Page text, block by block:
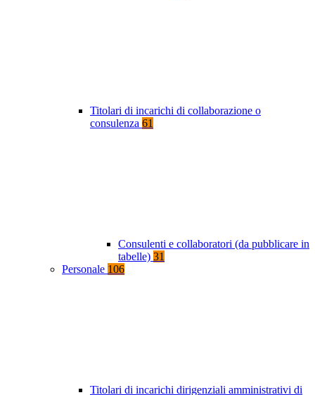
Titolari di incarichi di collaborazione o
consulenza 61
Consulenti e collaboratori (da pubblicare in
tabelle) 31
Personale 106
Titolari di incarichi dirigenziali amministrativi di